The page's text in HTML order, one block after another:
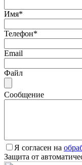
Имя*
Телефон*
Email
Файл
Сообщение
Я согласен на
Защита от